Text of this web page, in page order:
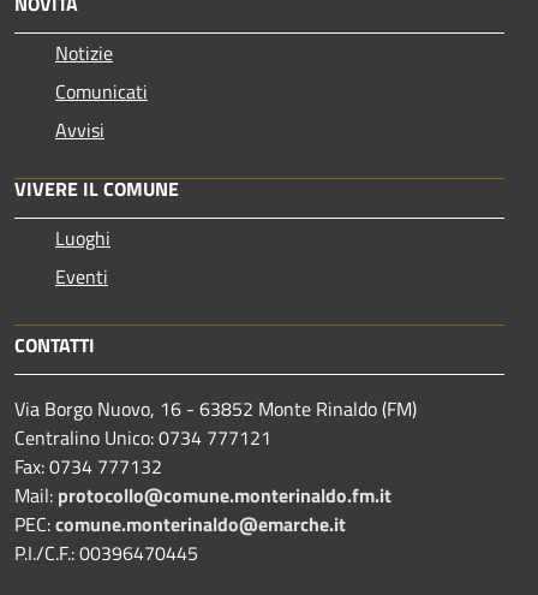
Notizie
Comunicati
Avvisi
VIVERE IL COMUNE
Luoghi
Eventi
CONTATTI
Via Borgo Nuovo, 16 - 63852 Monte Rinaldo (FM)
Centralino Unico: 0734 777121
Fax: 0734 777132
Mail: protocollo@comune.monterinaldo.fm.it
PEC:comune.monterinaldo@emarche.it
P.I./C.F.: 00396470445